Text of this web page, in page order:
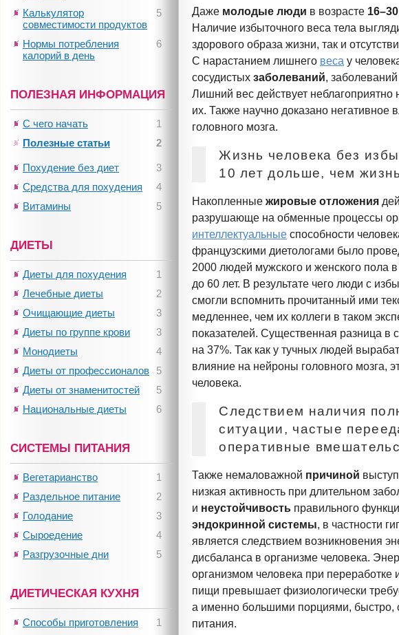
Даже молодые люди в возрасте 16–30
Наличие избыточного веса тела
здорового образа жизни, так и
С нарастанием лишнего веса у
сосудистых заболеваний,
Лишний вес действует неблагоприятно
их. Также научно доказано негативное
головного мозга.
Жизнь человека без
10 лет дольше, чем
Накопленныежировые отложения
разрушающе на обменные процессы
интеллектуальные способности
французскими диетологами было
2000 людей мужского и женского пола в
до 60 лет. В результате чего люди с
смогли вспомнить прочитанный ими
медленнее, чем их коллеги в таком
показателей. Существенная разница в
на 37%. Так как у тучных людей
влияние на нейроны головного мозга,
человека.
Следствием наличия
ситуации, частые
оперативные
Также немаловажной причиной
низкая активность при длительном
и неустойчивость правильного
эндокринной системы, в частности
является следствием возникновения
дисбаланса в организме человека.
организмом человека при переработке
пищи превышает физиологически
а именно большими порциями, быстро,
питания.
5
Калькулятор
совместимости продуктов
6
Нормы потребления
калорий в день
ПОЛЕЗНАЯ ИНФОРМАЦИЯ
1
С чего начать
2
Полезные статьи
3
Похудение без диет
4
Средства для похудения
5
Витамины
ДИЕТЫ
1
Диеты для похудения
2
Лечебные диеты
3
Очищающие диеты
3
Диеты по группе крови
4
Монодиеты
5
Диеты от профессионалов
5
Диеты от знаменитостей
6
Национальные диеты
СИСТЕМЫ ПИТАНИЯ
1
Вегетарианство
2
Раздельное питание
3
Голодание
4
Сыроедение
5
Разгрузочные дни
ДИЕТИЧЕСКАЯ КУХНЯ
1
Способы приготовления